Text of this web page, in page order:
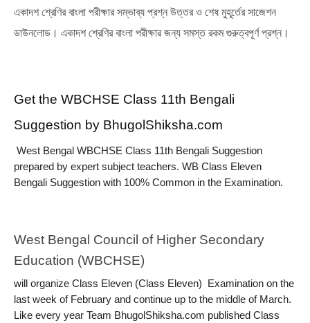
একাদশ শ্রেণির বাংলা পরীক্ষার সম্ভাব্য প্রশ্ন উত্তর ও শেষ মুহূর্তের সাজেশন
ডাউনলোড। একাদশ শ্রেণির বাংলা পরীক্ষার জন্য সমস্ত রকম গুরুত্বপূর্ণ প্রশ্ন।
Get the WBCHSE Class 11th Bengali
Suggestion by BhugolShiksha.com
West Bengal WBCHSE Class 11th Bengali Suggestion
prepared by expert subject teachers. WB Class Eleven
Bengali Suggestion with 100% Common in the Examination.
West Bengal Council of Higher Secondary
Education (WBCHSE)
will organize Class Eleven (Class Eleven)  Examination on the
last week of February and continue up to the middle of March.
Like every year Team BhugolShiksha.com published Class